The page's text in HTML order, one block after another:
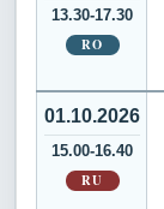
13.30-17.30
RO
01.10.2026
15.00-16.40
RU